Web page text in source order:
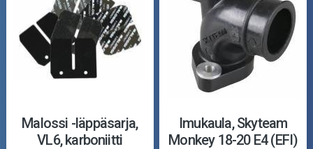
Malossi -läppäsarja,
VL6, karboniitti
Imukaula, Skyteam
Monkey 18-20 E4 (EFI)